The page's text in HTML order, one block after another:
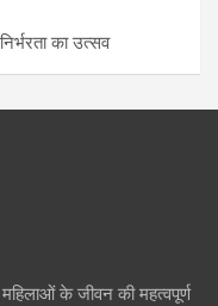
का उत्सव
के जीवन की महत्वपूर्ण